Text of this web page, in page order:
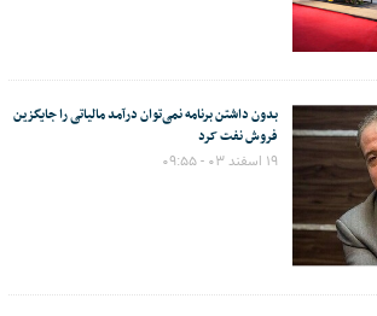
بدون داشتن برنامه نمی‌توان درآمد مالیاتی را جایگزین
فروش نفت کرد
۱۹ اسفند ۰۳ - ۰۹:۵۵